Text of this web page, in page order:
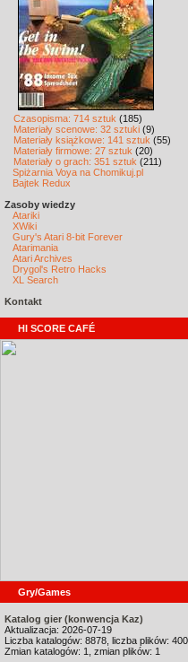
Czasopisma: 714 sztuk (185)
Materiały scenowe: 32 sztuki (9)
Materiały książkowe: 141 sztuk (55)
Materiały firmowe: 27 sztuk (20)
Materiały o grach: 351 sztuk (211)
Spiżarnia Voya na Chomikuj.pl
Bajtek Redux
Zasoby wiedzy
Atariki
XWiki
Gury's Atari 8-bit Forever
Atarimania
Atari Archives
Drygol's Retro Hacks
XL Search
Kontakt
HI SCORE CAFÉ
Gry/Games
Katalog gier (konwencja Kaz)
Aktualizacja: 2026-07-19
Liczba katalogów: 8878, liczba plików:
Zmian katalogów: 1, zmian plików: 1